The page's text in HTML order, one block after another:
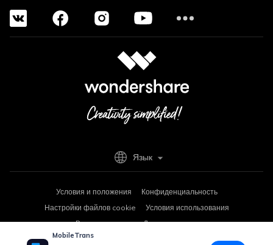
MobileTrans
Условия и положения
Конфиденциальность
Настройки файлов cookie
Условия использования
Возврат средств
Деинсталляция
Copyright © 2026
Wondershare. Все права защищены.
Язык